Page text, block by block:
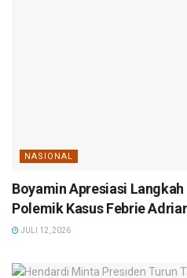
NASIONAL
Boyamin Apresiasi
Polemik Kasus Febrie
JULI 12, 2026